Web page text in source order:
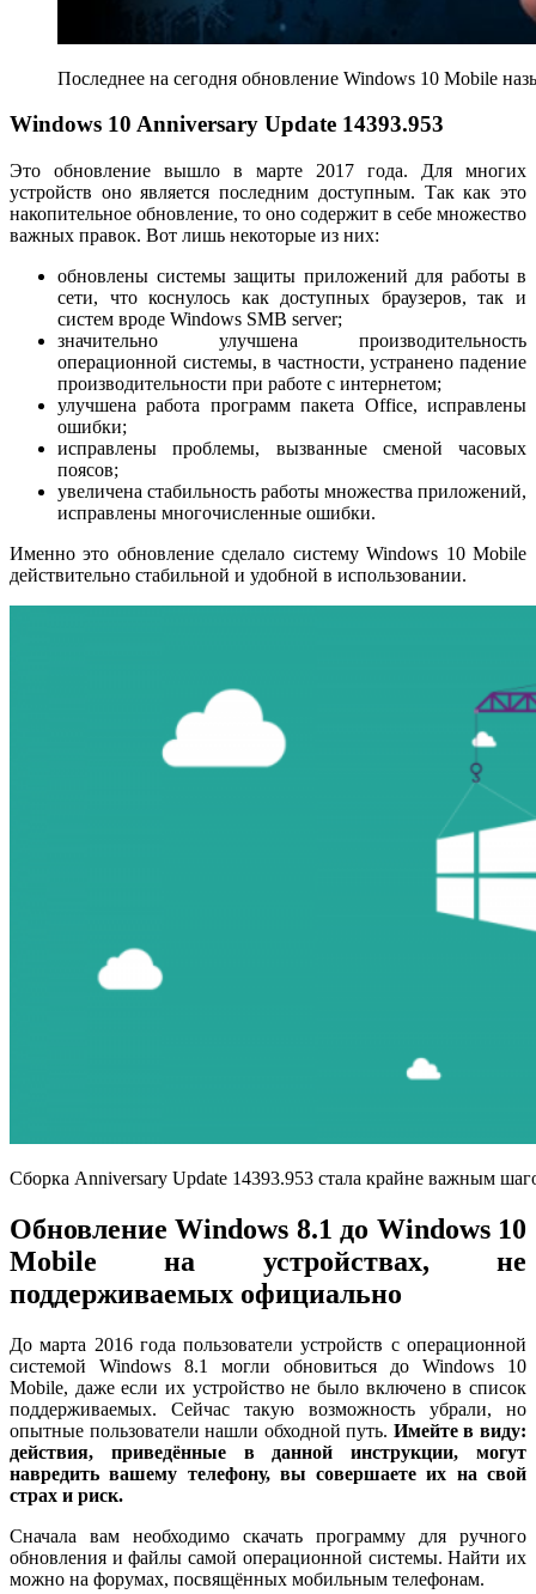
Последнее на сегодня обновление Windows 10 Mobile
Windows 10 Anniversary Update 14393.953
Это обновление вышло в марте 2017 года. Для многих
устройств оно является последним доступным. Так как это
накопительное обновление, то оно содержит в себе множество
важных правок. Вот лишь некоторые из них:
обновлены системы защиты приложений для работы в
сети, что коснулось как доступных браузеров, так и
систем вроде Windows SMB server;
значительно улучшена производительность
операционной системы, в частности, устранено падение
производительности при работе с интернетом;
улучшена работа программ пакета Office, исправлены
ошибки;
исправлены проблемы, вызванные сменой часовых
поясов;
увеличена стабильность работы множества приложений,
исправлены многочисленные ошибки.
Именно это обновление сделало систему Windows 10 Mobile
действительно стабильной и удобной в использовании.
Сборка Anniversary Update 14393.953 стала крайне важным
Обновление Windows 8.1 до Windows 10
Mobile на устройствах, не
поддерживаемых официально
До марта 2016 года пользователи устройств с операционной
системой Windows 8.1 могли обновиться до Windows 10
Mobile, даже если их устройство не было включено в список
поддерживаемых. Сейчас такую возможность убрали, но
опытные пользователи нашли обходной путь. Имейте в виду:
действия, приведённые в данной инструкции, могут
навредить вашему телефону, вы совершаете их на свой
страх и риск.
Сначала вам необходимо скачать программу для ручного
обновления и файлы самой операционной системы. Найти их
можно на форумах, посвящённых мобильным телефонам.